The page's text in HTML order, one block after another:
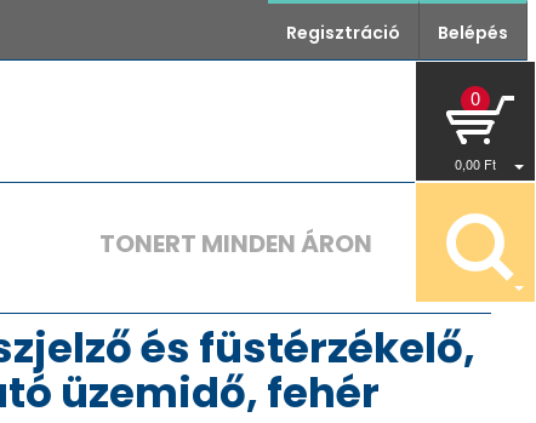
Regisztráció Belépés
0
0,00 Ft
TONERT MINDEN ÁRON
és füstérzékelő,
üzemidő, fehér